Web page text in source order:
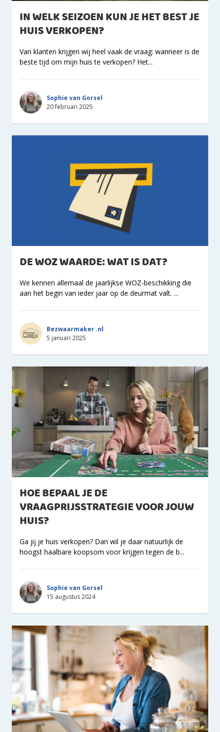
IN WELK SEIZOEN KUN JE HET BEST JE
HUIS VERKOPEN?
Van klanten krijgen wij heel vaak de vraag: wanneer is de
beste tijd om mijn huis te verkopen? Het...
Sophie van Gorsel
20 februari 2025
DE WOZ WAARDE: WAT IS DAT?
We kennen allemaal de jaarlijkse WOZ-beschikking die
aan het begin van ieder jaar op de deurmat valt. ...
Bezwaarmaker .nl
5 januari 2025
HOE BEPAAL JE DE
VRAAGPRIJSSTRATEGIE VOOR JOUW
HUIS?
Ga jij je huis verkopen? Dan wil je daar natuurlijk de
hoogst haalbare koopsom voor krijgen tegen de b...
Sophie van Gorsel
15 augustus 2024